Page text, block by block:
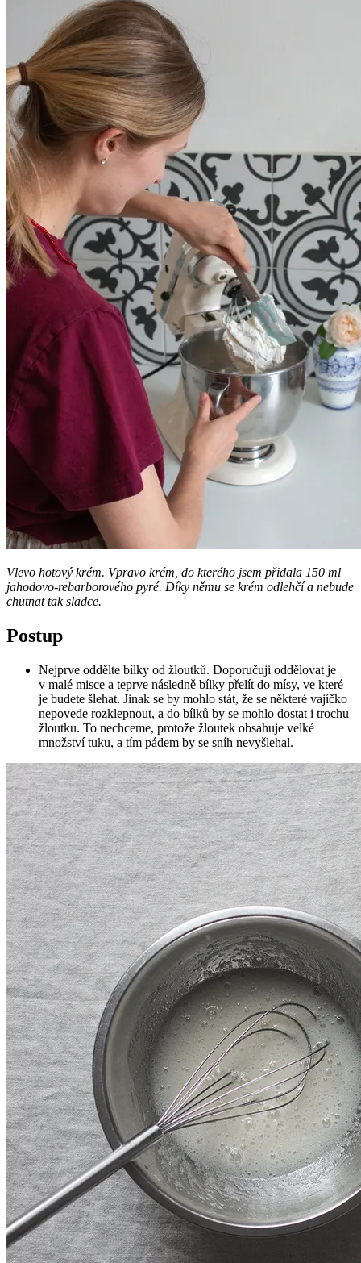
Vlevo hotový krém. Vpravo krém, do kterého jsem přidala 150 ml
jahodovo-rebarborového pyré. Díky němu se krém odlehčí a nebude
chutnat tak sladce.
Postup
Nejprve oddělte bílky od žloutků. Doporučuji oddělovat je
v malé misce a teprve následně bílky přelít do mísy, ve které
je budete šlehat. Jinak se by mohlo stát, že se některé vajíčko
nepovede rozklepnout, a do bílků by se mohlo dostat i trochu
žloutku. To nechceme, protože žloutek obsahuje velké
množství tuku, a tím pádem by se sníh nevyšlehal.